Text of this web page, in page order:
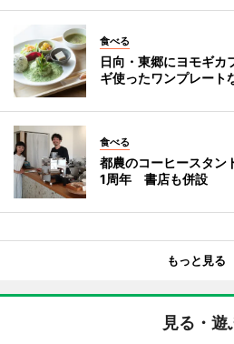
食べる
日向・東郷にヨモギ
ギ使ったワンプレート
食べる
都農のコーヒースタン
1周年 書店も併設
もっと見る
見る・遊